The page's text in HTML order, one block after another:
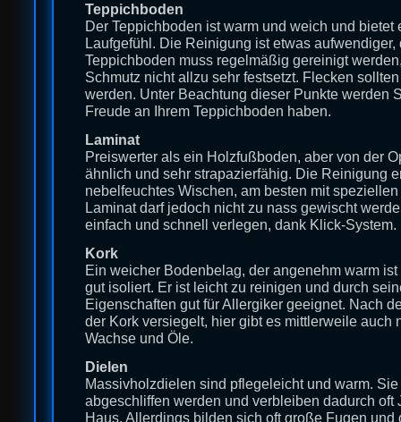
Teppichboden
Der Teppichboden ist warm und weich und bietet
Laufgefühl. Die Reinigung ist etwas aufwendiger,
Teppichboden muss regelmäßig gereinigt
Schmutz nicht allzu sehr festsetzt. Flecken
werden. Unter Beachtung dieser Punkte werden
Freude an Ihrem Teppichboden haben.
Laminat
Preiswerter als ein Holzfußboden, aber von der
ähnlich und sehr strapazierfähig. Die Reinigung
nebelfeuchtes Wischen, am besten mit
Laminat darf jedoch nicht zu nass gewischt
einfach und schnell verlegen, dank Klick-System.
Kork
Ein weicher Bodenbelag, der angenehm warm
gut isoliert. Er ist leicht zu reinigen und durch
Eigenschaften gut für Allergiker geeignet. Nach
der Kork versiegelt, hier gibt es mittlerweile auch
Wachse und Öle.
Dielen
Massivholzdielen sind pflegeleicht und warm.
abgeschliffen werden und verbleiben dadurch oft
Haus. Allerdings bilden sich oft große Fugen und